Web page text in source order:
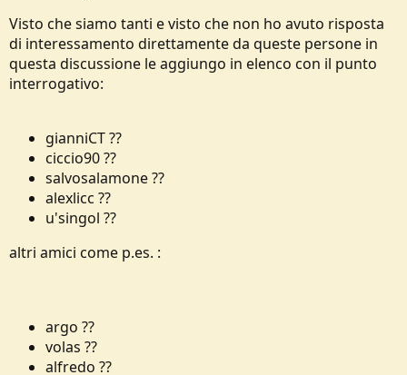
Visto che siamo tanti e visto che non ho avuto risposta
di interessamento direttamente da queste persone in
questa discussione le aggiungo in elenco con il punto
interrogativo:
gianniCT ??
ciccio90 ??
salvosalamone ??
alexlicc ??
u'singol ??
altri amici come p.es. :
argo ??
volas ??
alfredo ??